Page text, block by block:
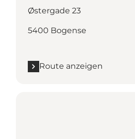
Østergade 23
5400 Bogense
Route anzeigen